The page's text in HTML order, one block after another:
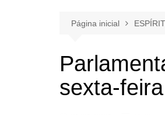
Página inicial
sexta-feira